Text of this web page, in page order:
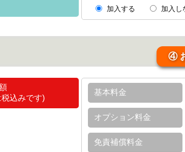
加入する 加入し
④
込みです)
基本料金
オプション料金
免責補償料金